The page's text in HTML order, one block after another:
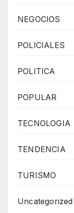
NEGOCIOS
POLICIALES
POLITICA
POPULAR
TECNOLOGIA
TENDENCIA
TURISMO
Uncategorized